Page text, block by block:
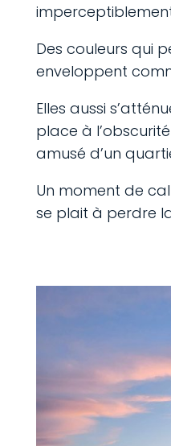
Des couleurs qui
enveloppent
Elles aussi
place à
amusé d’un
Un moment de
se plait à perdre